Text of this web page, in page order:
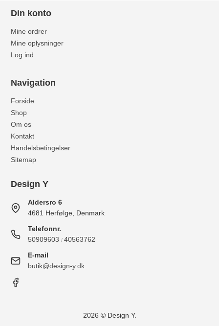
Din konto
Mine ordrer
Mine oplysninger
Log ind
Navigation
Forside
Shop
Om os
Kontakt
Handelsbetingelser
Sitemap
Design Y
Aldersro 6
4681 Herfølge, Denmark
Telefonnr.
50909603 /40563762
E-mail
butik@design-y.dk
2026 © Design Y.